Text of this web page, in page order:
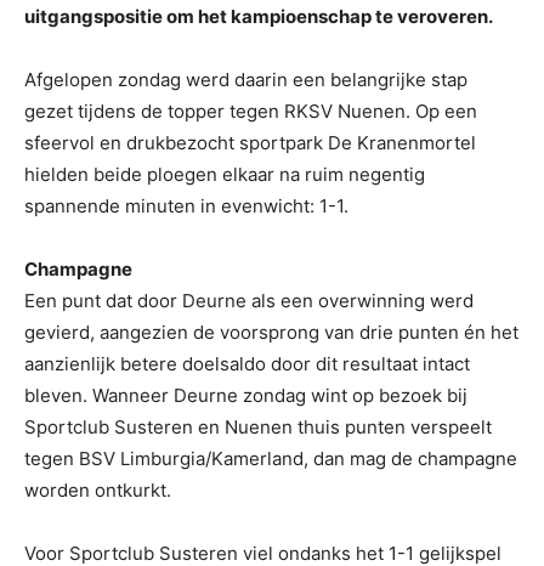
uitgangspositie om het kampioenschap te veroveren.
Afgelopen zondag werd daarin een belangrijke stap
gezet tijdens de topper tegen RKSV Nuenen. Op een
sfeervol en drukbezocht sportpark De Kranenmortel
hielden beide ploegen elkaar na ruim negentig
spannende minuten in evenwicht: 1-1.
Champagne
Een punt dat door Deurne als een overwinning werd
gevierd, aangezien de voorsprong van drie punten én het
aanzienlijk betere doelsaldo door dit resultaat intact
bleven. Wanneer Deurne zondag wint op bezoek bij
Sportclub Susteren en Nuenen thuis punten verspeelt
tegen BSV Limburgia/Kamerland, dan mag de champagne
worden ontkurkt.
Voor Sportclub Susteren viel ondanks het 1-1 gelijkspel